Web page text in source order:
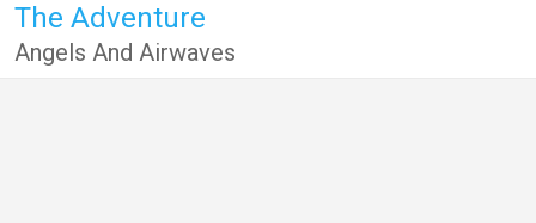
The Adventure
Angels And Airwaves